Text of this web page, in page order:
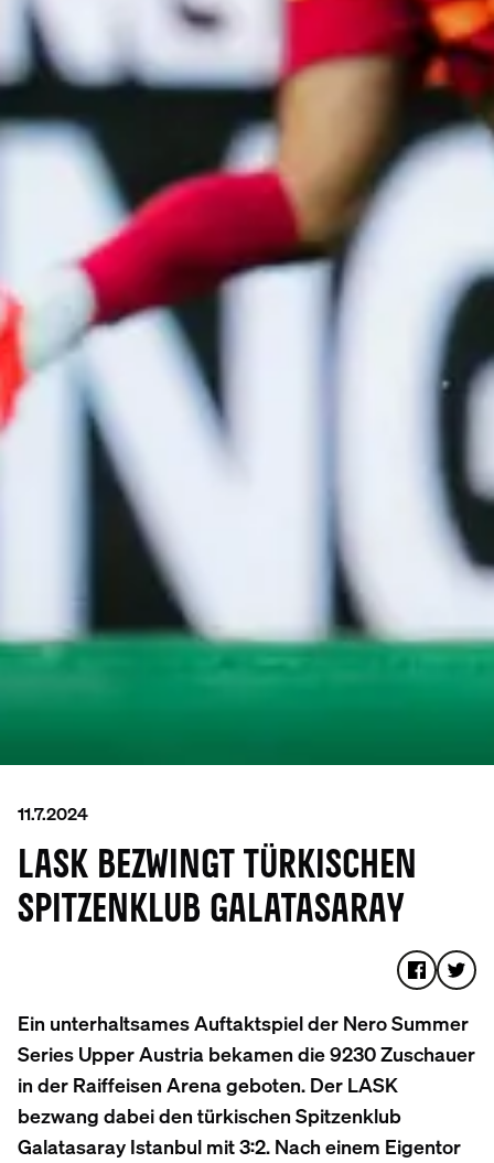
11.7.2024
LASK BEZWINGT TÜRKISCHEN
SPITZENKLUB GALATASARAY
Ein unterhaltsames Auftaktspiel der Nero Summer
Series Upper Austria bekamen die 9230 Zuschauer
in der Raiffeisen Arena geboten. Der LASK
bezwang dabei den türkischen Spitzenklub
Galatasaray Istanbul mit 3:2. Nach einem Eigentor